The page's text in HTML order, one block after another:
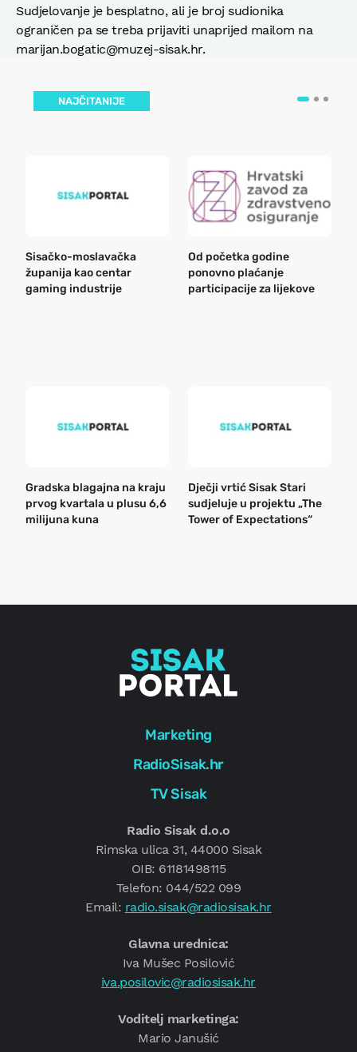
Sudjelovanje je besplatno, ali je broj sudionika
ograničen pa se treba prijaviti unaprijed mailom na
marijan.bogatic@muzej-sisak.hr.
NAJČITANIJE
Sisačko-moslavačka
županija kao centar
gaming industrije
Od početka godine
ponovno plaćanje
participacije za lijekove
Gradska blagajna na kraju
prvog kvartala u plusu 6,6
milijuna kuna
Dječji vrtić Sisak Stari
sudjeluje u projektu „The
Tower of Expectations“
Marketing
RadioSisak.hr
TV Sisak
Radio Sisak d.o.o
Rimska ulica 31, 44000 Sisak
OIB: 61181498115
Telefon: 044/522 099
Email: radio.sisak@radiosisak.hr
Glavna urednica:
Iva Mušec Posilović
iva.posilovic@radiosisak.hr
Voditelj marketinga:
Mario Janušić